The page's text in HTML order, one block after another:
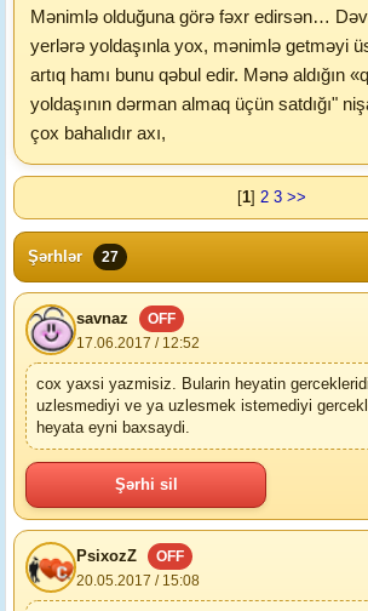
Mənimlə olduğuna görə fəxr edirsən…
yerlərə yoldaşınla yox, mənimlə getməyi
artıq hamı bunu qəbul edir. Mənə aldığın
yoldaşının dərman almaq üçün satdığı"
çox bahalıdır axı,
[1] 2 3 >>
Şərhlər 27
savnaz
OFF
17.06.2017 / 12:52
cox yaxsi yazmisiz. Bularin heyatin
uzlesmediyi ve ya uzlesmek istemediyi
heyata eyni baxsaydi.
Şərhi sil
PsixozZ
OFF
20.05.2017 / 15:08